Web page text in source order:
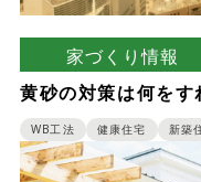
家づくり情報
黄砂の対策は何を
まないで良い家を
WB工法 健康住宅 新築